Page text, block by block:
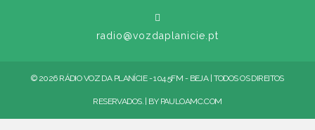
radio@vozdaplanicie.pt
© 2026 RÁDIO VOZ DA PLANÍCIE - 104.5FM - BEJA | TODOS OS DIREITOS
RESERVADOS. | BY PAULOAMC.COM